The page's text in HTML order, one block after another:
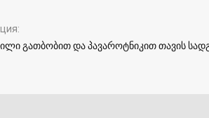
გათბობით და პავაროტნიკით თავის